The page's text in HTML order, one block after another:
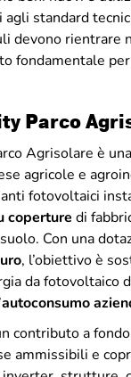
agli standard
devono rientrare
fondamentale
Parco
Agrisolare è
agricole e
fotovoltaici
coperture di
Con una
, l’obiettivo è
da fotovoltaico
autoconsumo
contributo a
ammissibili e